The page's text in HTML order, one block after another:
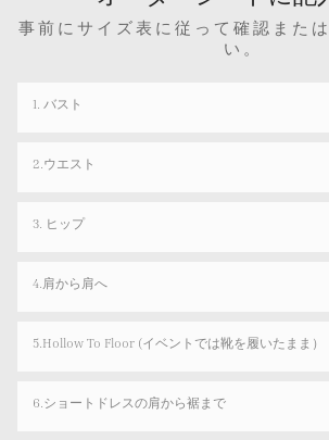
事前にサイズ表に従って確認また
い。
1. バスト
2.ウエスト
3. ヒップ
4.肩から肩へ
5.Hollow To Floor (イベントでは靴を履いたまま）
6.ショートドレスの肩から裾まで